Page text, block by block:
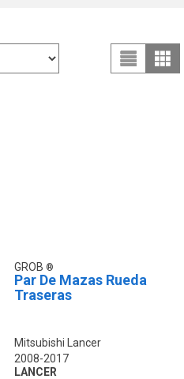
GROB
Par De Mazas Rueda
Traseras
Mitsubishi Lancer
2008-2017
LANCER